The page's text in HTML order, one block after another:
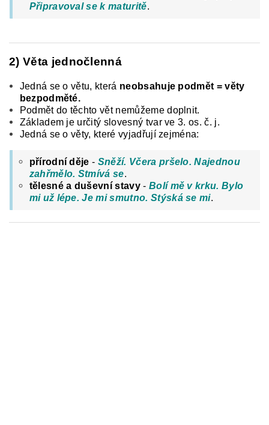
Připravoval se k maturitě.
2) Věta jednočlenná
Jedná se o větu, která neobsahuje podmět = věty
bezpodměté.
Podmět do těchto vět nemůžeme doplnit.
Základem je určitý slovesný tvar ve 3. os. č. j.
Jedná se o věty, které vyjadřují zejména:
přírodní děje - Sněží. Včera pršelo. Najednou
zahřmělo. Stmívá se.
tělesné a duševní stavy- Bolí mě v krku. Bylo
mi už lépe. Je mi smutno. Stýská se mi.